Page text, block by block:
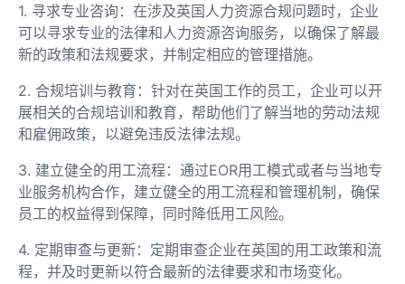
1. 寻求专业咨询：在涉及英国人力资源合规问题时，企业
可以寻求专业的法律和人力资源咨询服务，以确保了解最
新的政策和法规要求，并制定相应的管理措施。
2. 合规培训与教育：针对在英国工作的员工，企业可以开
展相关的合规培训和教育，帮助他们了解当地的劳动法规
和雇佣政策，以避免违反法律法规。
3. 建立健全的用工流程：通过EOR用工模式或者与当地专
业服务机构合作，建立健全的用工流程和管理机制，确保
员工的权益得到保障，同时降低用工风险。
4. 定期审查与更新：定期审查企业在英国的用工政策和流
程，并及时更新以符合最新的法律要求和市场变化。